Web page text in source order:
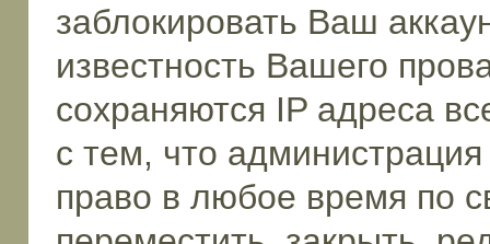
заблокировать Ваш
известность Вашего
сохраняются IP адреса
с тем, что
право в любое время по